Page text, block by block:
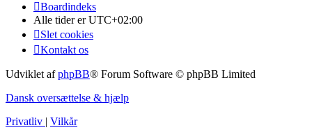
Boardindeks
Alle tider erUTC+02:00
Slet cookies
Kontakt os
Udviklet afphpBB® Forum Software © phpBB Limited
Dansk oversættelse & hjælp
Privatliv | Vilkår